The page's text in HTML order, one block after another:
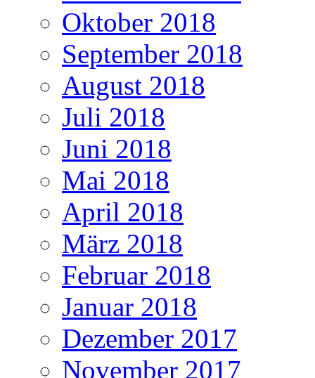
Oktober 2018
September 2018
August 2018
Juli 2018
Juni 2018
Mai 2018
April 2018
März 2018
Februar 2018
Januar 2018
Dezember 2017
November 2017